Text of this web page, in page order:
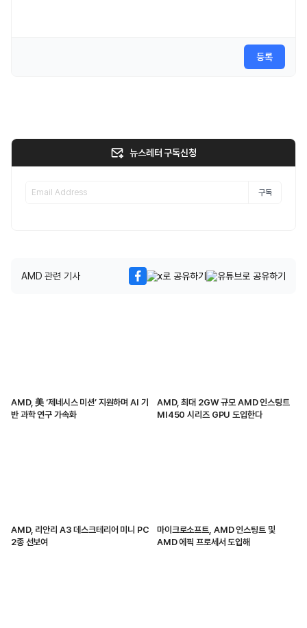
등록
뉴스레터 구독신청
구독
AMD 관련 기사
AMD, 美 ‘제네시스 미션’ 지원하며 AI 기
반 과학 연구 가속화
AMD, 최대 2GW 규모 AMD 인스팅트
MI450 시리즈 GPU 도입한다
AMD, 리안리 A3 데스크테리어 미니 PC
2종 선보여
마이크로소프트, AMD 인스팅트 및
AMD 에픽 프로세서 도입해